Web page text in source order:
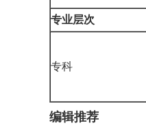
专业层次
专科
编辑推荐